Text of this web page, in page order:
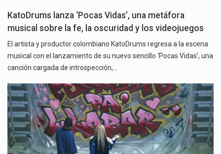
KatoDrums lanza ‘Pocas Vidas’, una metáfora
musical sobre la fe, la oscuridad y los videojuegos
El artista y productor colombiano KatoDrums regresa a la escena
musical con el lanzamiento de su nuevo sencillo ‘Pocas Vidas’, una
canción cargada de introspección,…